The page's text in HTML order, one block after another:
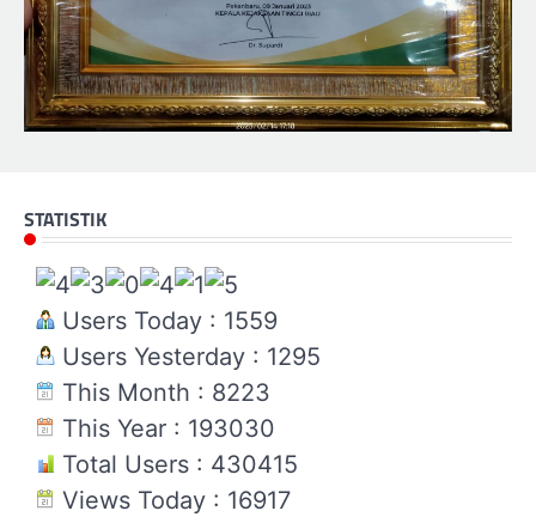
STATISTIK
Users Today : 1559
Users Yesterday : 1295
This Month : 8223
This Year : 193030
Total Users : 430415
Views Today : 16917